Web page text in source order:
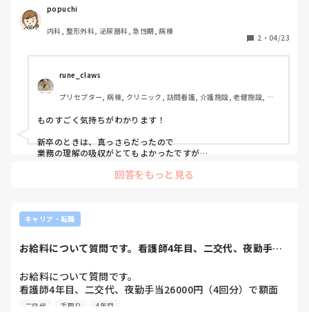
す。ADHDを疑ってしまう程…。同じような経験をされた
方、どうしたらマシになりますか？
popuchi
内科, 整形外科, 泌尿器科, 急性期, 病棟
2 ・ 04/23
rune_claws
プリセプター, 病棟, クリニック, 訪問看護, 介護施設, 老健施設, 保
ものすごく気持ちがわかります！
新卒のときは、真っさらだったので
業務の理解の吸収がとてもよかったですが
応援しています(^^)
回答をもっと見る
キャリア・転職
お給料について質問です。看護師4年目、二交代、夜勤手当
お給料について質問です。
看護師4年目、二交代、夜勤手当26000円（4回分）で額面
35万、寮費や積立金も引いて手取り27万円でした。
二交代 手取り 4年目